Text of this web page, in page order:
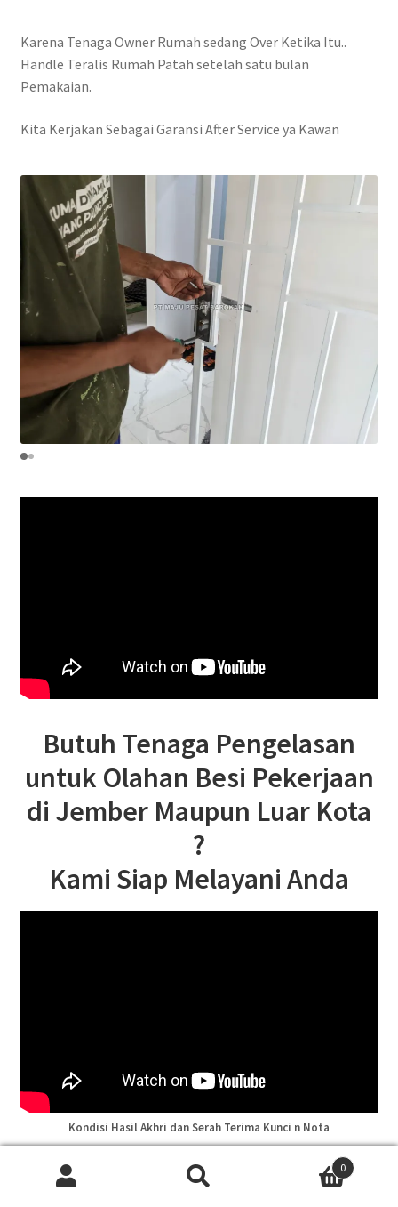
Karena Tenaga Owner Rumah sedang Over Ketika Itu..
Handle Teralis Rumah Patah setelah satu bulan
Pemakaian.
Kita Kerjakan Sebagai Garansi After Service ya Kawan
Butuh Tenaga Pengelasan
untuk Olahan Besi Pekerjaan
di Jember Maupun Luar Kota
?
Kami Siap Melayani Anda
Kondisi Hasil Akhri dan Serah Terima Kunci n Nota
ahmadfarid.arywardana@gmail.com
Pencarian
0